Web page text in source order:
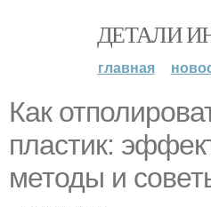
ДЕТАЛИ
главная
Как
пластик:
методы и